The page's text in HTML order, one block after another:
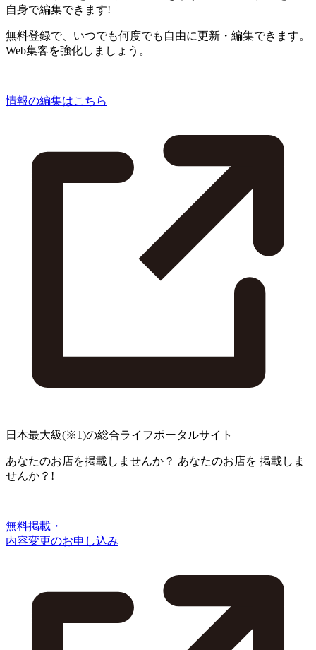
自身で編集できます!
無料登録で、いつでも何度でも自由に更新・編集できます。
Web集客を強化しましょう。
情報の編集はこちら
日本最大級(※1)の総合ライフポータルサイト
あなたのお店を掲載しませんか？ あなたのお店を 掲載しま
せんか？!
無料掲載・
内容変更のお申し込み